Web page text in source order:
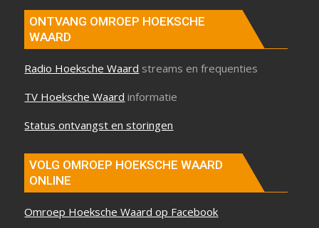
ONTVANG OMROEP HOEKSCHE
WAARD
Radio Hoeksche Waard streams en frequenties
TV Hoeksche Waard informatie
Status ontvangst en storingen
VOLG OMROEP HOEKSCHE WAARD
ONLINE
Omroep Hoeksche Waard op Facebook